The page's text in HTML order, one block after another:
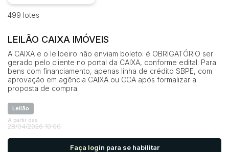
Veículos
Carros
Utilitário
Bairro
Judiciais Extrajudiciais
Faixa de valor
R$ até R$
499 lotes
LEILÃO CAIXA IMÓVEIS
A CAIXA e o leiloeiro não enviam boleto: é OBRIGATÓRIO ser
gerado pelo cliente no portal da CAIXA, conforme edital. Para
bens com financiamento, apenas linha de crédito SBPE, com
aprovação em agência CAIXA ou CCA após formalizar a
proposta de compra.
Leilão
A partir das
28/04/2026 10:00
Faça login para se habilitar